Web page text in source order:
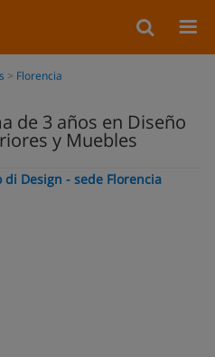
Florencia
de 3 años en Diseño
y Muebles
di Design - sede Florencia